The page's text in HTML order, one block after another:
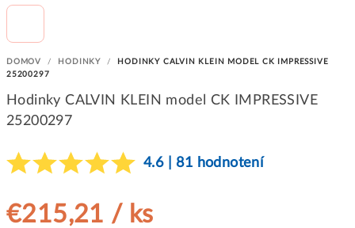
DOMOV / HODINKY /
HODINKY CALVIN KLEIN MODEL CK IMPRESSIVE
25200297
Hodinky CALVIN KLEIN model CK IMPRESSIVE
25200297
4.6 | 81 hodnotení
€215,21 / ks